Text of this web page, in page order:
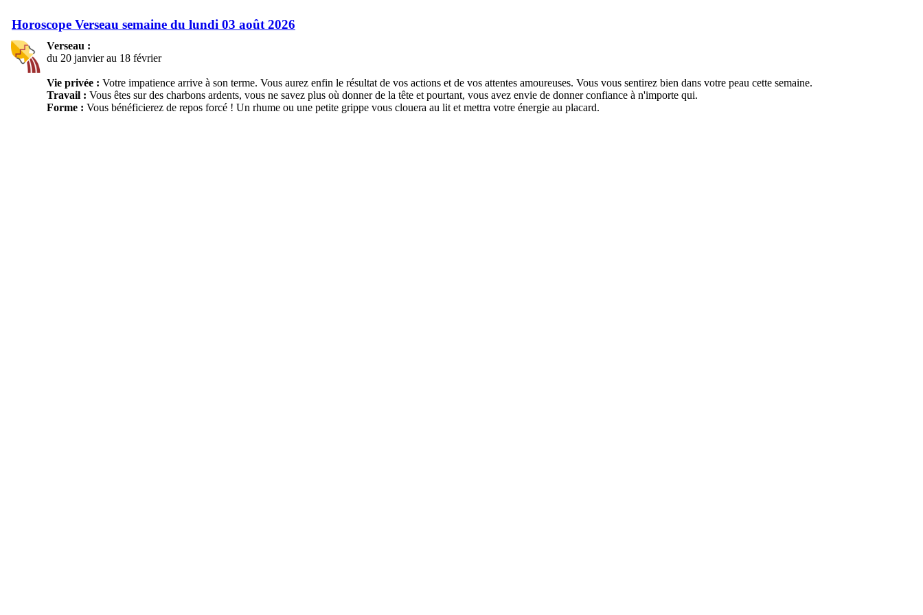
Horoscope Verseau semaine du lundi 03 août 2026
Verseau :
du 20 janvier au 18 février
Vie privée : Votre impatience arrive à son terme. Vous aurez enfin le résultat de vos actions et de vos attentes amoureuses. Vous vous sentirez bien dans votre peau cette semaine.
Travail : Vous êtes sur des charbons ardents, vous ne savez plus où donner de la tête et pourtant, vous avez envie de donner confiance à n'importe qui.
Forme : Vous bénéficierez de repos forcé ! Un rhume ou une petite grippe vous clouera au lit et mettra votre énergie au placard.